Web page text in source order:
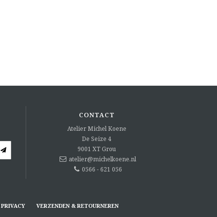
CONTACT
Atelier Michel Koene
De Seize 4
9001 XT Grou
atelier@michelkoene.nl
0566 - 621 056
PRIVACY VERZENDEN & RETOURNEREN